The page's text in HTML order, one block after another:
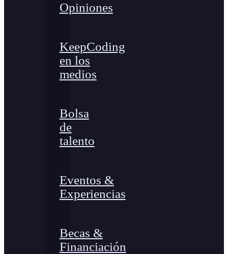
Opiniones
KeepCoding
en los
medios
Bolsa
de
talento
Eventos &
Experiencias
Becas &
Financiación